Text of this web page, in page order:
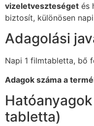
vizeletveszteséget és
biztosít, különösen
Adagolási
Napi 1 filmtabletta, bő
Adagok száma a
tabletta)